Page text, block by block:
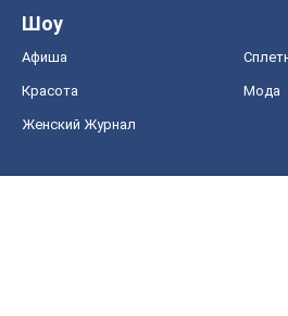
Шоу
Афиша
Красота Мода
Женский Журнал